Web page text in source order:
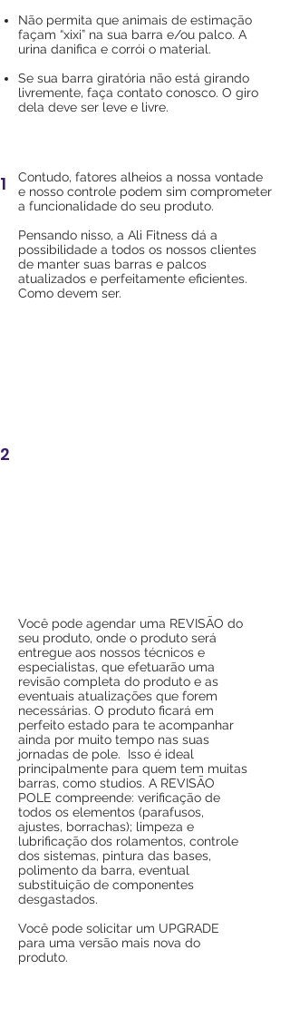
Não permita que animais de estimação
façam “xixi” na sua barra e/ou palco. A
urina danifica e corrói o material.
Se sua barra giratória não está girando
livremente, faça contato conosco. O giro
dela deve ser leve e livre.
Contudo, fatores alheios a nossa vontade
e nosso controle podem sim comprometer
a funcionalidade do seu produto.
Pensando nisso, a Ali Fitness dá a
possibilidade a todos os nossos clientes
de manter suas barras e palcos
atualizados e perfeitamente eficientes.
Como devem ser.
1
2
Você pode agendar uma REVISÃO do
seu produto, onde o produto será
entregue aos nossos técnicos e
especialistas, que efetuarão uma
revisão completa do produto e as
eventuais atualizações que forem
necessárias. O produto ficará em
perfeito estado para te acompanhar
ainda por muito tempo nas suas
jornadas de pole. Isso é ideal
principalmente para quem tem muitas
barras, como studios. A REVISÃO
POLE compreende: verificação de
todos os elementos (parafusos,
ajustes, borrachas); limpeza e
lubrificação dos rolamentos, controle
dos sistemas, pintura das bases,
polimento da barra, eventual
substituição de componentes
desgastados.
Você pode solicitar um UPGRADE
para uma versão mais nova do
produto.